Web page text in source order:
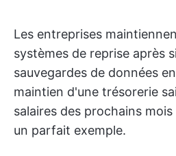
Les entreprises
systèmes de reprise après
sauvegardes de données
maintien d'une trésorerie
salaires des prochains
un parfait exemple.